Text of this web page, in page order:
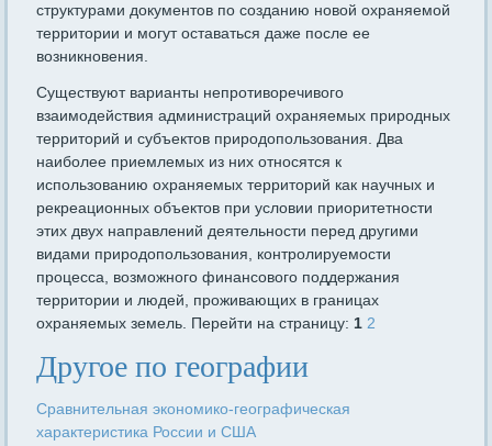
структурами документов по созданию новой охраняемой
территории и могут оставаться даже после ее
возникновения.
Существуют варианты непротиворечивого
взаимодействия администраций охраняемых природных
территорий и субъектов природопользования. Два
наиболее приемлемых из них относятся к
использованию охраняемых территорий как научных и
рекреационных объектов при условии приоритетности
этих двух направлений деятельности перед другими
видами природопользования, контролируемости
процесса, возможного финансового поддержания
территории и людей, проживающих в границах
охраняемых земель. Перейти на страницу:1 2
Другое по географии
Сравнительная экономико-географическая
характеристика России и США